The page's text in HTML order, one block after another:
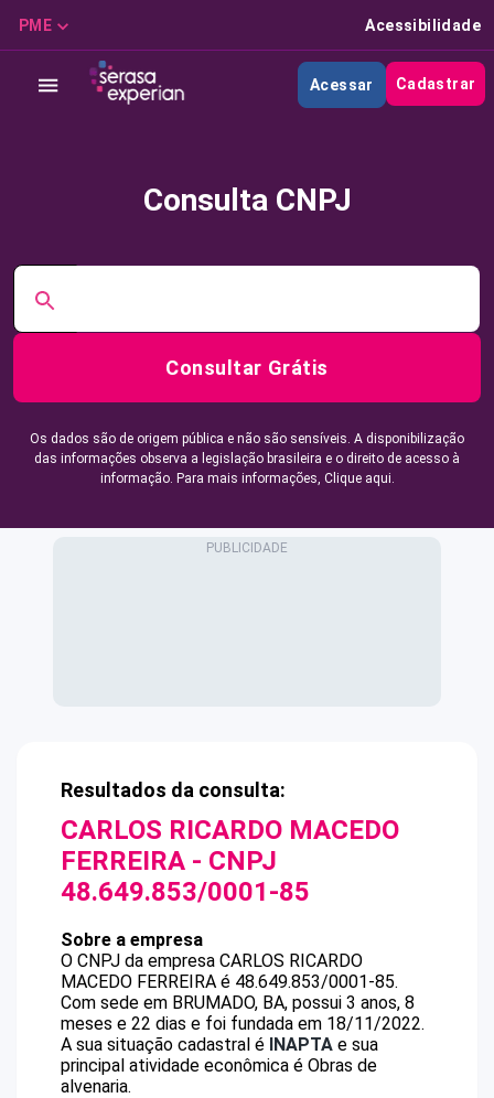
PME Acessibilidade
Acessar Cadastrar
Consulta CNPJ
Consultar Grátis
Os dados são de origem pública e não são sensíveis. A disponibilização
das informações observa a legislação brasileira e o direito de acesso à
informação. Para mais informações, Clique aqui.
Resultados da consulta:
CARLOS RICARDO MACEDO
FERREIRA - CNPJ
48.649.853/0001-85
Sobre a empresa
O CNPJ da empresa CARLOS RICARDO
MACEDO FERREIRA é 48.649.853/0001-85.
Com sede em BRUMADO, BA, possui 3 anos, 8
meses e 22 dias e foi fundada em 18/11/2022.
A sua situação cadastral é INAPTA e sua
principal atividade econômica é Obras de
alvenaria.